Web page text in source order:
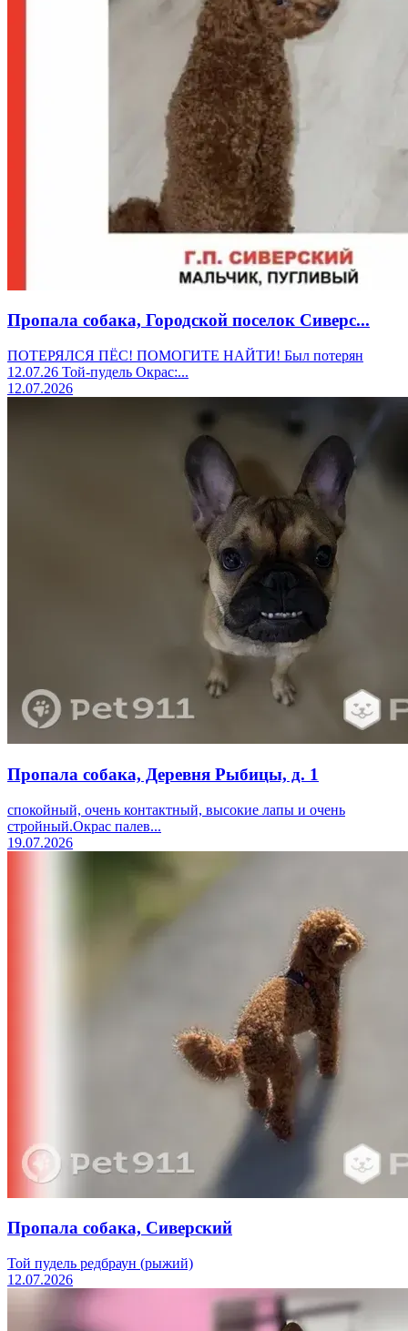
Пропала собака, Городской поселок Сиверс...
ПОТЕРЯЛСЯ ПЁС! ПОМОГИТЕ НАЙТИ! Был потерян
12.07.26 Той-пудель Окрас:...
12.07.2026
Пропала собака, Деревня Рыбицы, д. 1
спокойный, очень контактный, высокие лапы и очень
стройный.Окрас палев...
19.07.2026
Пропала собака, Сиверский
Той пудель редбраун (рыжий)
12.07.2026